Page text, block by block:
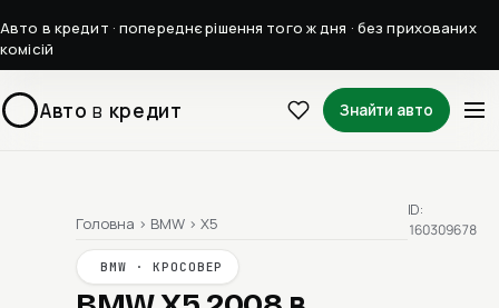
Авто в кредит · попереднє рішення того ж дня · без прихованих
комісій
Авто в кредит Знайти авто
Головна › BMW › X5
BMW · КРОСОВЕР
ID:
160309678